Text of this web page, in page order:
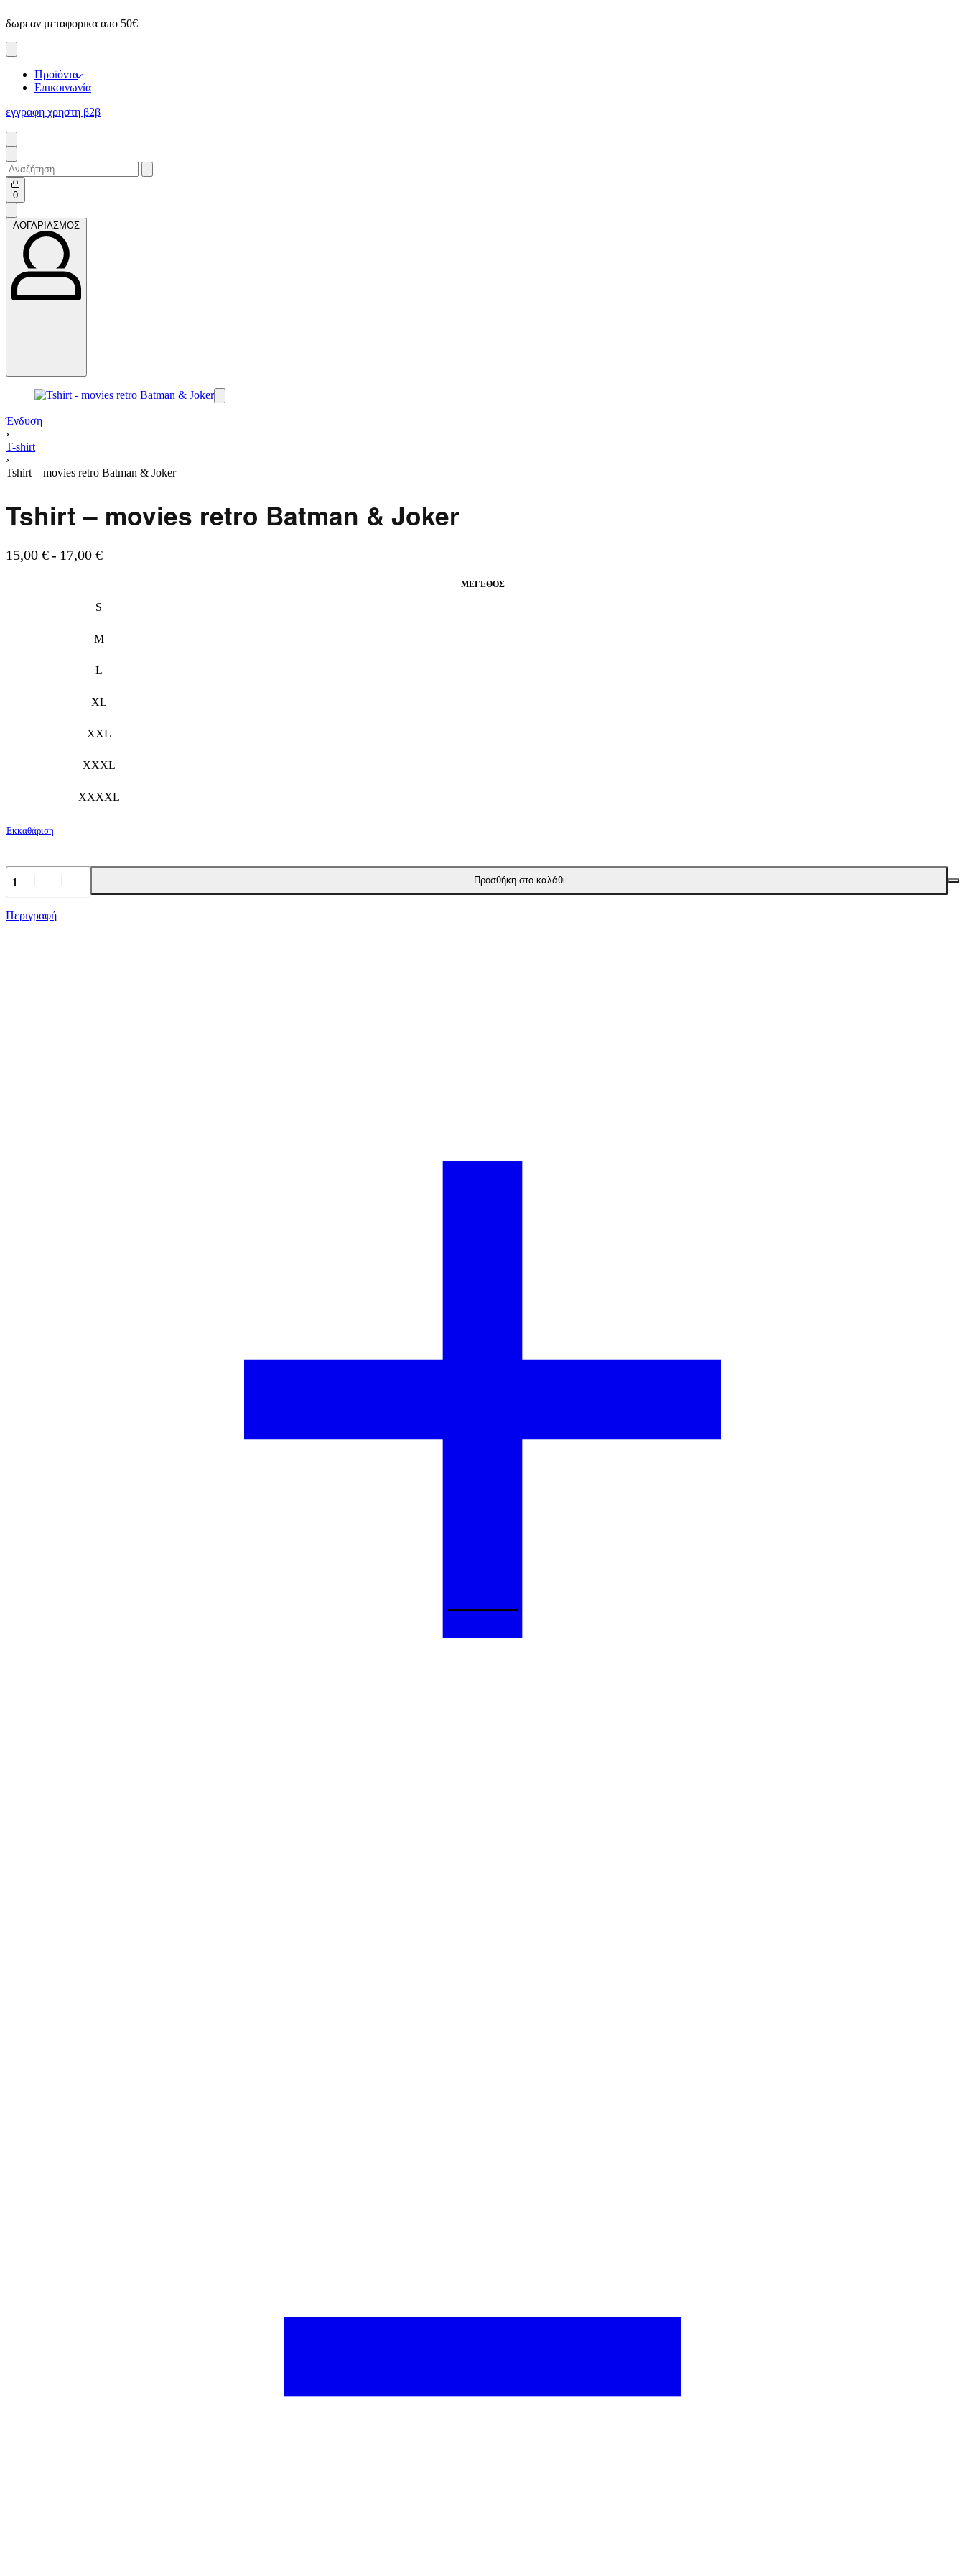
to
δωρεαν μεταφορικα απο 50€
Προϊόντα
Επικοινωνία
εγγραφη χρηστη β2β
Search
for:
0Open
cart
ΛΟΓΑΡΙΑΣΜΟΣ
ΛΟΓΑΡΙΑΣΜΟΣ
Ένδυση
›
T-shirt
›
Tshirt – movies retro Batman & Joker
Tshirt – movies retro Batman & Joker
15,00 € 17,00 €
ΜΈΓΕΘΟΣ
S
M
L
XL
XXL
XXXL
XXXXL
Εκκαθάριση
Tshirt
movies
retro
Batman
Προσθήκη στο καλάθι
Περιγραφή